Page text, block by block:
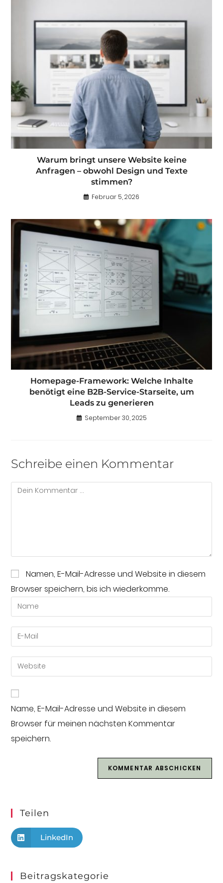
Warum bringt unsere Website keine
Anfragen – obwohl Design und Texte
stimmen?
Februar 5, 2026
Homepage-Framework: Welche Inhalte
benötigt eine B2B-Service-Starseite, um
Leads zu generieren
September 30, 2025
Schreibe einen Kommentar
Namen, E-Mail-Adresse und Website in diesem
Browser speichern, bis ich wiederkomme.
Name, E-Mail-Adresse und Website in diesem
Browser für meinen nächsten Kommentar
speichern.
Teilen
LinkedIn
Beitragskategorie